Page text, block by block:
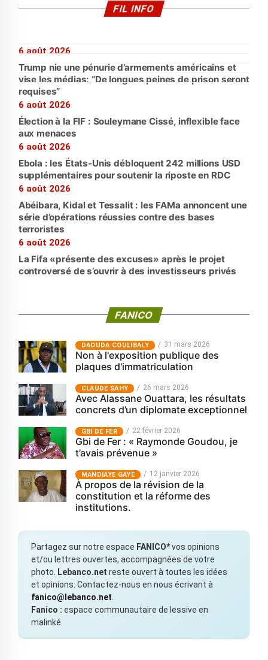
FIL INFO
6 août 2026
Trump nie une pénurie d’armements américains et
vise les médias: “De longues peines de prison seront
requises”
6 août 2026
Élection à la FIF : Souleymane Cissé, inflexible face
aux menaces
6 août 2026
Ebola : les États-Unis débloquent 242 millions USD
supplémentaires pour soutenir la riposte en RDC
6 août 2026
Abéibara, Kidal et Tessalit : les FAMa annoncent une
série d’opérations réussies contre des bases
terroristes
6 août 2026
La Fifa «présente des excuses» après le projet
controversé de s’ouvrir à des investisseurs privés
FANICO
‎DAOUDA COULIBALY 31 mars 2026
Non à l'exposition publique des
plaques d'immatriculation
CLAUDE SAHY 26 mars 2026
Avec Alassane Ouattara, les résultats
concrets d’un diplomate exceptionnel
GBI DE FER 22 février 2026
Gbi de Fer : « Raymonde Goudou, je
t’avais prévenue »
MANDIAYE GAYE 12 janvier 2026
À propos de la révision de la
constitution et la réforme des
institutions.
Partagez sur notre espace FANICO*vos opinions
et/ou lettres ouvertes, accompagnées de votre
photo.
Lebanco.net reste ouvert à toutes les idées
et opinions. Contactez-nous en nous écrivant à
fanico@lebanco.net
Fanico : espace communautaire de lessive en
malinké